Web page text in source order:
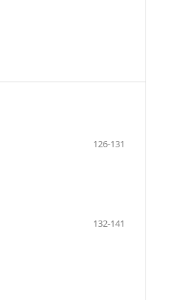
126-131
132-141